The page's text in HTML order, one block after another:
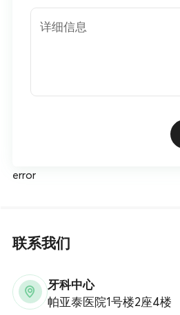
详细信息
error
联系我们
牙科中心
帕亚泰医院1号楼2座4楼